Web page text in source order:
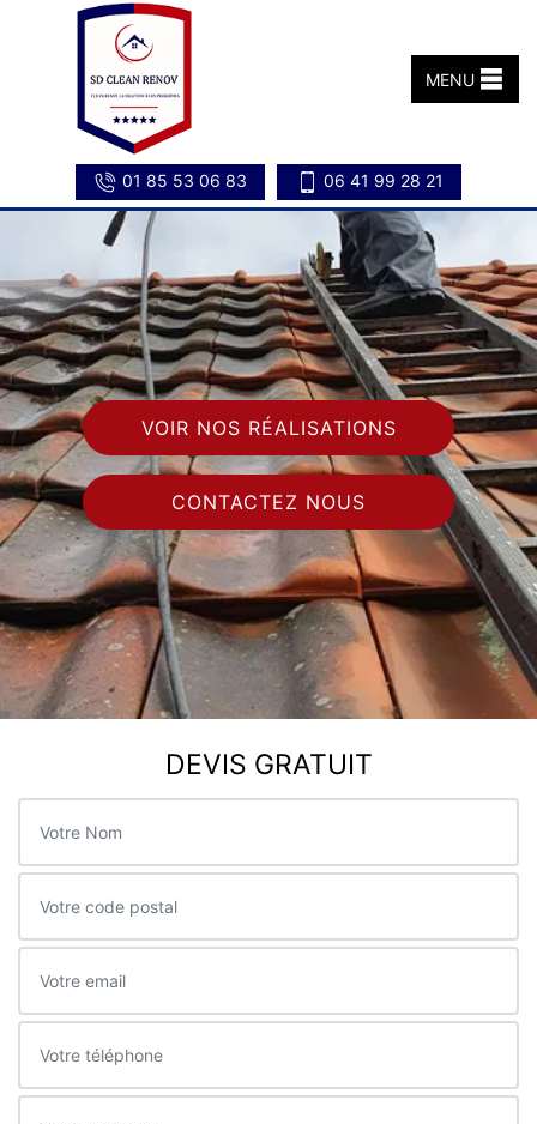
01 85 53 06 83 06 41 99 28 21
MENU
VOIR NOS RÉALISATIONS
CONTACTEZ NOUS
DEVIS GRATUIT